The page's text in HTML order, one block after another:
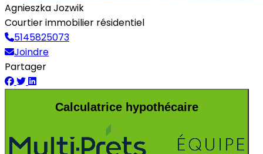
Agnieszka Jozwik
Courtier immobilier résidentiel
5145825073
Joindre
Partager
Calculatrice hypothécaire